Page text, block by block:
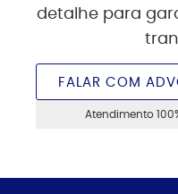
detalhe para
FALAR COM
Atendimento